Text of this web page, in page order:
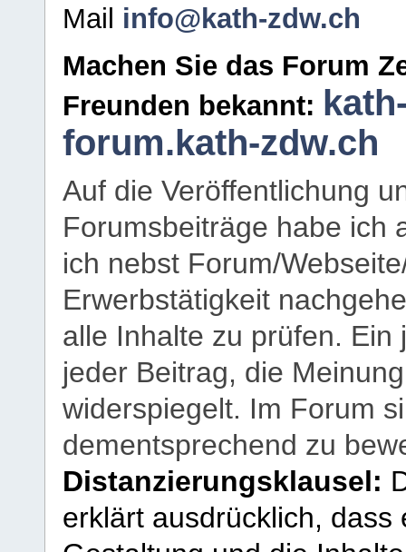
Mail info@kath-zdw.ch
Machen Sie das Forum
Freunden bekannt:
forum.kath-zdw.ch
Auf die Veröffentlichung
Forumsbeiträge habe ich
ich nebst Forum/
Erwerbstätigkeit
alle Inhalte zu prüfen.
jeder Beitrag, die
widerspiegelt. Im Forum
dementsprechend zu
Distanzierungsklausel:
erklärt ausdrücklich,